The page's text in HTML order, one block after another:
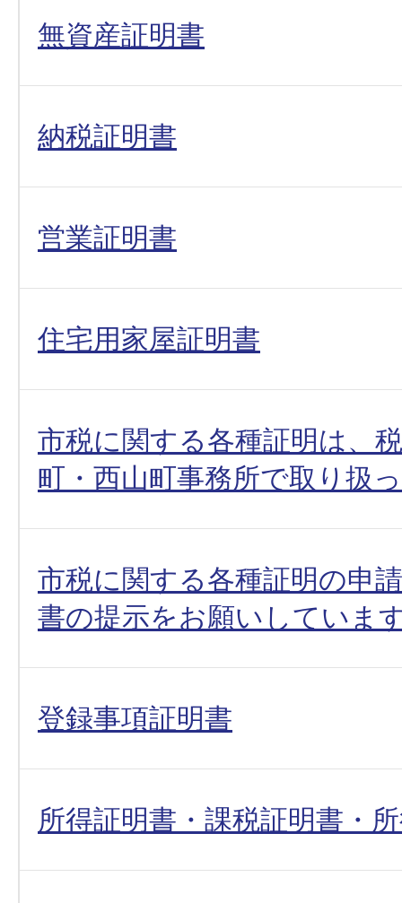
無資産証明書
納税証明書
営業証明書
住宅用家屋証明書
市税に関する各種証明は、
町・西山町事務所で取り扱
市税に関する各種証明の申
書の提示をお願いしていま
登録事項証明書
所得証明書・課税証明書・